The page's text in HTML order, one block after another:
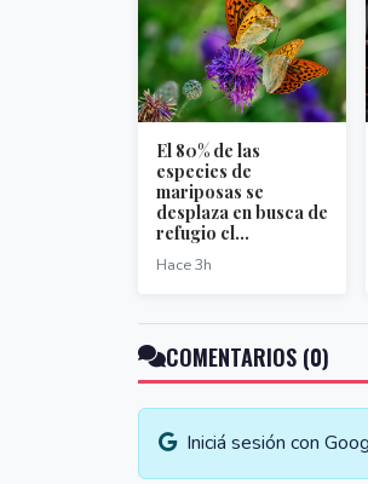
El 80% de las
especies de
mariposas se
desplaza en busca de
refugio cl...
Hace 3h
COMENTARIOS (0)
Iniciá sesión con